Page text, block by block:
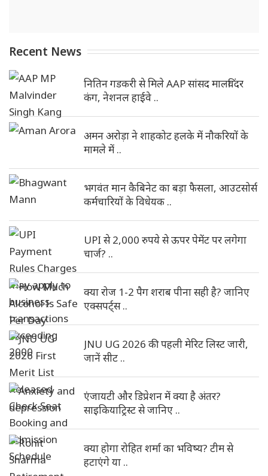
Recent News
नितिन गडकरी से मिले AAP सांसद मालविंदर
कंग, नेशनल हाईवे ..
अमन अरोड़ा ने शाहकोट हलके में नौकरियों के
मामले में ..
भगवंत मान कैबिनेट का बड़ा फैसला, आउटसोर्स
कर्मचारियों के विधेयक ..
UPI से 2,000 रुपये से ऊपर पेमेंट पर लगेगा
चार्ज? ..
क्या रोज 1-2 पैग शराब पीना सही है? जानिए
एक्सपर्ट्स ..
JNU UG 2026 की पहली मेरिट लिस्ट जारी,
जानें सीट ..
एंजायटी और डिप्रेशन में क्या है अंतर?
साइकियाट्रिस्ट से जानिए ..
क्या होगा रोहित शर्मा का भविष्य? टीम से
हटाएंगे या ..